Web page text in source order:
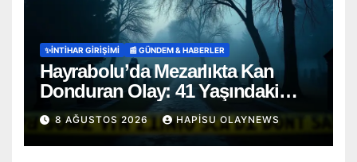
✨İNTIHAR GIRIŞIMI 📰 GÜNDEM & HABERLER
Hayrabolu’da Mezarlıkta Kan
Donduran Olay: 41 Yaşındaki
Şahıs Ağaca Asılı Bulundu
8 AĞUSTOS 2026 HAPISU OLAYNEWS